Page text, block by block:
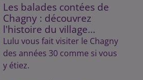
Les balades contées de
Chagny : découvrez
l'histoire du village...
Lulu vous fait visiter le Chagny
des années 30 comme si vous
y étiez.